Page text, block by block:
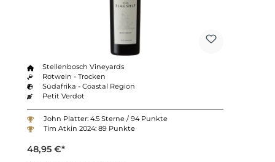
Stellenbosch Vineyards
Rotwein - Trocken
Südafrika - Coastal Region
Petit Verdot
John Platter: 4.5 Sterne / 94 Punkte
Tim Atkin 2024: 89 Punkte
48,95 €*